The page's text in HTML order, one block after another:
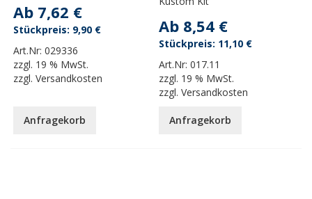
Ab 7,62 €
Art.Nr:029336
zzgl. 19 % MwSt.
zzgl.Versandkosten
9,90 €
Anfragekorb
Ab 8,54 €
Art.Nr:017.11
zzgl. 19 % MwSt.
zzgl.Versandkosten
11,10 €
Anfragekorb